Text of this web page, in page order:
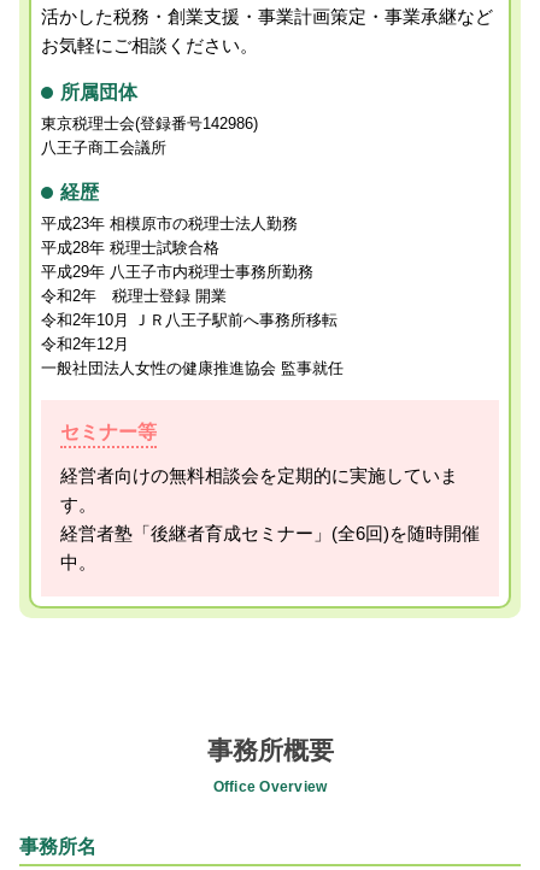
活かした税務・創業支援・事業計画策定・事業承継など
お気軽にご相談ください。
所属団体
東京税理士会(登録番号142986)
八王子商工会議所
経歴
平成23年 相模原市の税理士法人勤務
平成28年 税理士試験合格
平成29年 八王子市内税理士事務所勤務
令和2年 税理士登録 開業
令和2年10月 ＪＲ八王子駅前へ事務所移転
令和2年12月
一般社団法人女性の健康推進協会 監事就任
セミナー等
経営者向けの無料相談会を定期的に実施していま
す。
経営者塾「後継者育成セミナー」(全6回)を随時開催
中。
事務所概要
Office Overview
事務所名